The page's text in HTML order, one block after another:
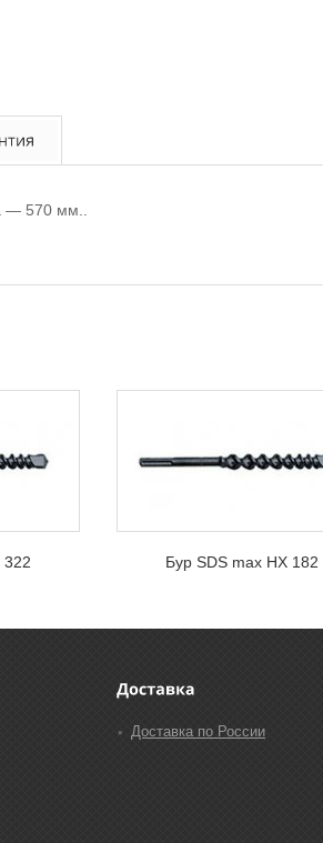
570 мм..
322 Бур SDS max HX 182
Доставка по России